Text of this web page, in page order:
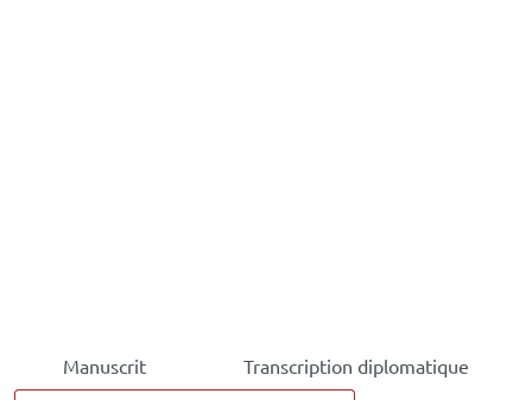
Manuscrit Transcription diplomatique